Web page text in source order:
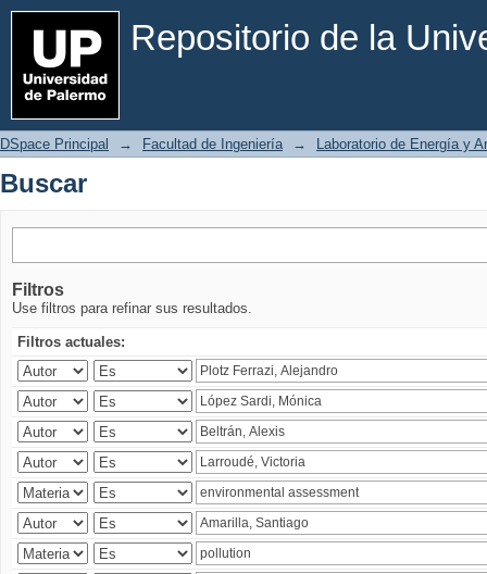
Repositorio de la
Buscar
DSpace Principal → Facultad de Ingeniería → Laboratorio de Energía y
Buscar
Filtros
Use filtros para refinar sus resultados.
Filtros actuales: